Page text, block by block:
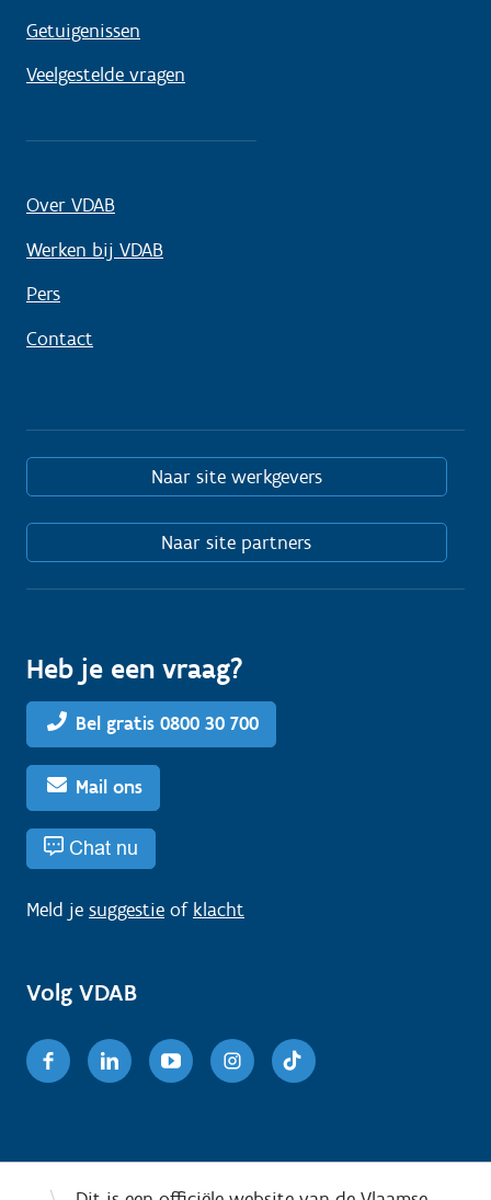
Getuigenissen
Veelgestelde vragen
Over VDAB
Werken bij VDAB
Pers
Contact
Naar site werkgevers
Naar site partners
Heb je een vraag?
Bel gratis 0800 30 700
Mail ons
Chat nu
Meld je suggestie of klacht
Volg VDAB
FacebookLinkedinYoutubeInstagram